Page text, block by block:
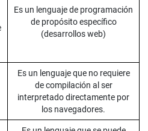
Es un lenguaje de programación
de propósito específico
(desarrollos web)
Es un lenguaje que no requiere
de compilación al ser
interpretado directamente por
los navegadores.